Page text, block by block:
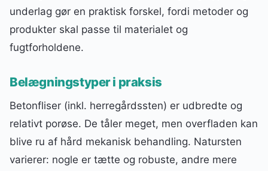
underlag gør en praktisk forskel, fordi metoder og
produkter skal passe til materialet og
fugtforholdene.
Belægningstyper i praksis
Betonfliser (inkl. herregårdssten) er udbredte og
relativt porøse. De tåler meget, men overfladen kan
blive ru af hård mekanisk behandling. Natursten
varierer: nogle er tætte og robuste, andre mere